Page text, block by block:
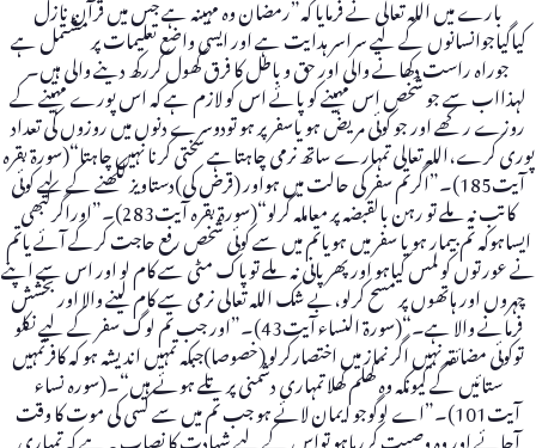
کیاگیاجوانسانوں کے لیے سراسر ہدایت ہے اور ایسی واضع تعلیمات پر مشتمل ہے
جوراہ راست دکھانے والی اور حق و باطل کا فرق کھول کررکھ دینے والی ہیں۔
لہذااب سے جو شخص اس مہینے کو پائے اس کو لازم ہے کہ اس پورے مہینے کے
روزے رکھے اور جو کوئی مریض ہو یاسفرپر ہو تودوسرے دنوں میں روزوں کی تعداد
پوری کرے،اللہ تعالی تمہارے ساتھ نرمی چاہتاہے سختی کرنا نہیں چاہتا“(سورۃ بقرہ
آیت185)۔”اگرتم سفر کی حالت میں ہواور (قرض کی)دستاویز لکھنے کے لیے کوئی
کاتب نہ ملے تو رہن بالقبضہ پر معاملہ کرلو“(سورۃ بقرہ آیت283)۔”اوراگرکبھی
ایساہوکہ تم بیمار ہو یا سفر میں ہویاتم میں سے کوئی شخص رفع حاجت کرکے آئے یاتم
نے عورتوں کو لمس کیاہو اور پھر پانی نہ ملے توپاک مٹی سے کام لو اور اس سے اپنے
چہروں اور ہاتھوں پر مسح کرلو،بے شک اللہ تعالی نرمی سے کام لینے والا اور بخشش
فرمانے والا ہے۔“(سورۃ النساء آیت43)۔”اور جب تم لوگ سفر کے لیے نکلو
توکوئی مضائقہ نہیں اگر نماز میں اختصارکرلو (خصوصا)جبکہ تمہیں اندیشہ ہو کہ کافرتمہیں
ستائیں گے کیونکہ وہ کھلم کھلا تمہاری دشمنی پر تلے ہوئے ہیں“۔(سورہ نساء
آیت101)۔”اے لوگوجو ایمان لائے ہو جب تم میں سے کسی کی موت کا وقت
آجائے اور وہ وصیت کررہاہو تواس کے لیے شہادت کا نصاب یہ ہے کہ تمہاری